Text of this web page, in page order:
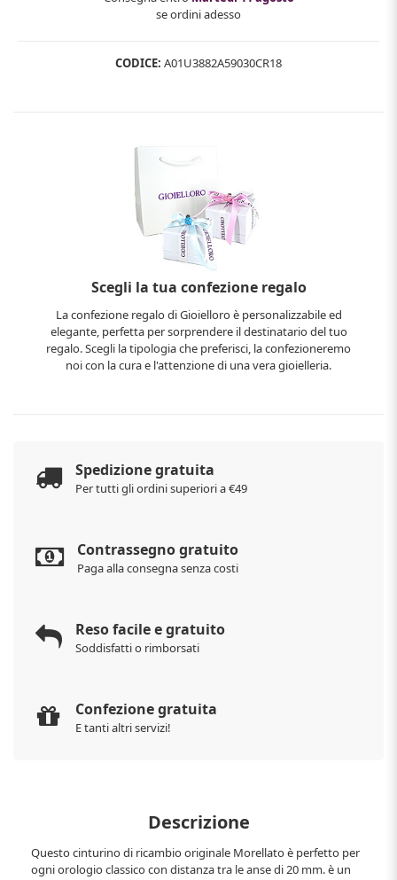
se ordini adesso
CODICE: A01U3882A59030CR18
Scegli la tua confezione regalo
La confezione regalo di Gioielloro è personalizzabile ed
elegante, perfetta per sorprendere il destinatario del tuo
regalo. Scegli la tipologia che preferisci, la confezioneremo
noi con la cura e l'attenzione di una vera gioielleria.
Spedizione gratuita
Per tutti gli ordini superiori a €49
Contrassegno gratuito
Paga alla consegna senza costi
Reso facile e gratuito
Soddisfatti o rimborsati
Confezione gratuita
E tanti altri servizi!
Descrizione
Questo cinturino di ricambio originale Morellato è perfetto per
ogni orologio classico con distanza tra le anse di 20 mm. è un